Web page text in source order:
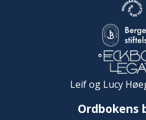
Leif og Lucy
Ordbokens